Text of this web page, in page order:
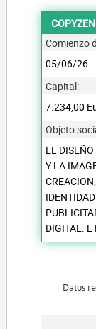
Comienzo
05/06/26
Capital:
7.234,00
Objeto
EL
Y LA
DIGITAL.
Datos